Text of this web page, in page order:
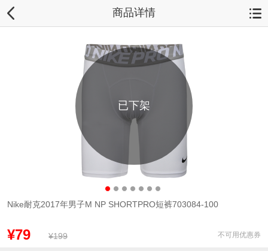
商品详情
已下架
Nike耐克2017年男子M NP SHORTPRO短裤703084-100
¥79 ¥199 不可用优惠券